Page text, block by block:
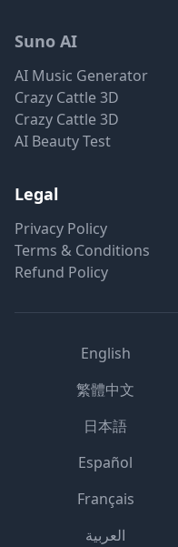
Suno AI
AI Music Generator
Crazy Cattle 3D
Crazy Cattle 3D
AI Beauty Test
Legal
Privacy Policy
Terms & Conditions
Refund Policy
English
繁體中文
日本語
Español
Français
العربية